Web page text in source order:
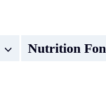
Nutrition